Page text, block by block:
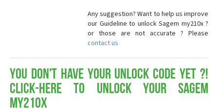
Any suggestion? Want to help us improve
our Guideline to unlock Sagem my210x ?
or those are not accurate ? Please
contact us
You don't have your Unlock Code yet ?!
Click-here to Unlock your Sagem
my210x